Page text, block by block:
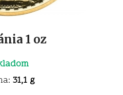
1 oz
31,1 g